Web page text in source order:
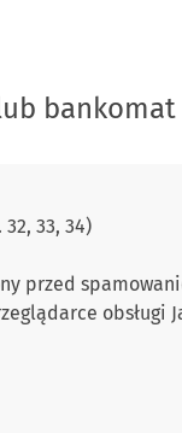
bankomat
33, 34)
przed
obsługi